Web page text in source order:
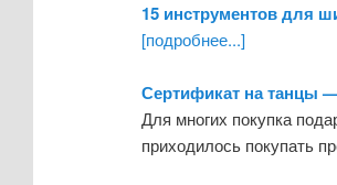
15 инструментов для
[подробнее...]
Сертификат на танцы
Для многих покупка
приходилось покупать